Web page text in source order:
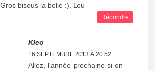
Gros bisous la belle :). Lou
Répondre
Kleo
16 SEPTEMBRE 2013 À 20:52
Allez, l'année prochaine si on